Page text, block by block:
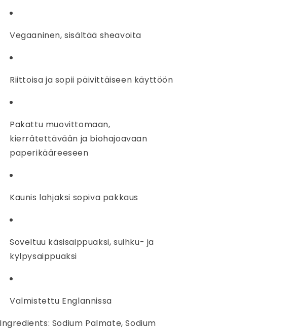
Vegaaninen, sisältää sheavoita
Riittoisa ja sopii päivittäiseen käyttöön
Pakattu muovittomaan,
kierrätettävään ja biohajoavaan
paperikääreeseen
Kaunis lahjaksi sopiva pakkaus
Soveltuu käsisaippuaksi, suihku- ja
kylpysaippuaksi
Valmistettu Englannissa
Ingredients: Sodium Palmate, Sodium